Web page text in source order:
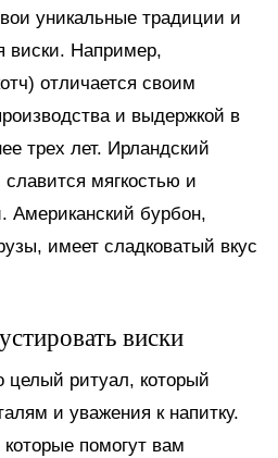
уникальные традиции и
виски. Например,
отличается своим
и выдержкой в
трех лет. Ирландский
мягкостью и
Американский бурбон,
имеет сладковатый вкус
виски
целый ритуал, который
и уважения к напитку.
которые помогут вам